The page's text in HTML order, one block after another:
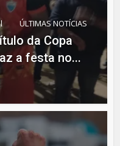
ÚLTIMAS NOTÍCIAS
da Copa
a festa no...